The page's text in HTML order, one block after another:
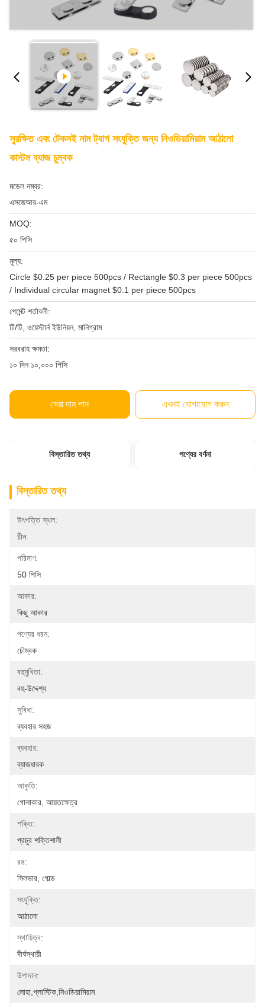
সুরক্ষিত এবং টেকসই নাম ট্যাগ সংযুক্তি জন্য নিওডিয়ামিয়াম আঠালো
কাস্টম ব্যাজ চুম্বক
মডেল নম্বর:
এসজেআর-এম
MOQ:
৫০ পিসি
মূল্য:
Circle $0.25 per piece 500pcs / Rectangle $0.3 per piece 500pcs
/ Individual circular magnet $0.1 per piece 500pcs
পেমেন্ট শর্তাবলী:
টি/টি, ওয়েস্টার্ন ইউনিয়ন, মানিগ্রাম
সরবরাহ ক্ষমতা:
১০ দিন ১০,০০০ পিসি
সেরা দাম পান এখনই যোগাযোগ করুন
বিস্তারিত তথ্য পণ্যের বর্ণনা
বিস্তারিত তথ্য
উৎপত্তি স্থল:
চীন
পরিমাণ:
50 পিসি
আকার:
কিছু আকার
পণ্যের ধরন:
চৌম্বক
বহুমুখিতা:
বহু-উদ্দেশ্য
সুবিধা:
ব্যবহার সহজ
ব্যবহার:
ব্যাজধারক
আকৃতি:
গোলাকার, আয়তক্ষেত্র
শক্তি:
প্রচুর শক্তিশালী
রঙ:
সিলভার, গোল্ড
সংযুক্তি:
আঠালো
স্থায়িত্ব:
দীর্ঘস্থায়ী
উপাদান:
লোহা,প্লাস্টিক,নিওডিয়ামিয়াম